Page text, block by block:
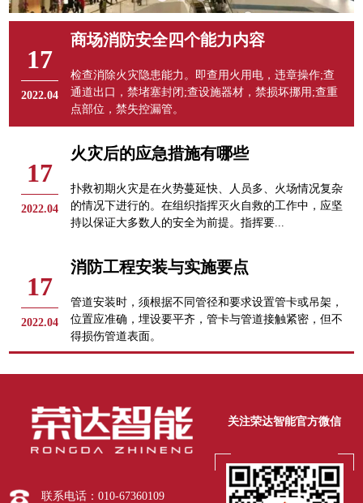
17
2022.04
商场消防安全四个能力内容
检查消除火灾隐患能力。即查用火用电，违章操作;查
通道出口，禁堵塞封闭;查设施器材，禁损坏挪用;查重
点部位，禁失控漏管。
17
2022.04
火灾后的应急措施有哪些
扑救初期火灾是在火势蔓延快、人员多、火场情况复杂
的情况下进行的。在组织指挥灭火自救的工作中，应坚
持以保证大多数人的安全为前提。指挥要...
17
2022.04
消防工程安装与实施要点
管道安装时，须根据不同管径和要求设置管卡或吊架，
位置应准确，埋设要平齐，管卡与管道接触紧密，但不
得损伤管道表面。
联系电话：010-67360109
关注荣达智能官方微信